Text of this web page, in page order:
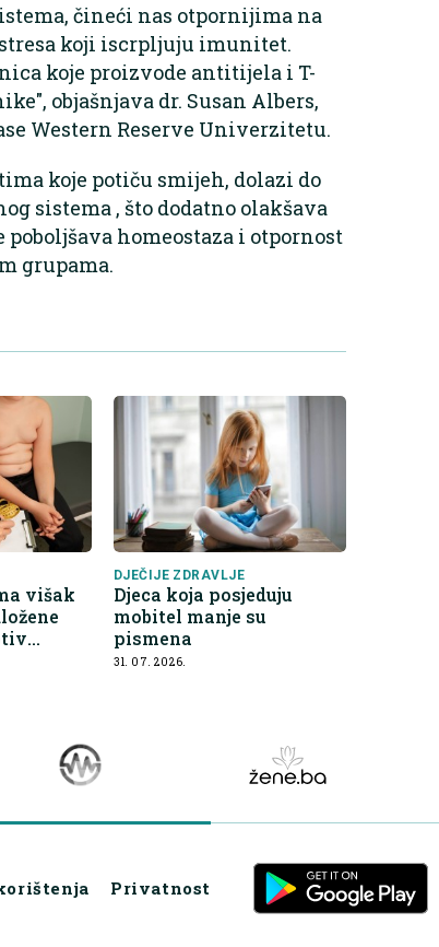
čineći nas otpornijima na
koji iscrpljuju imunitet.
koje proizvode antitijela i T-
objašnjava dr. Susan Albers,
Western Reserve Univerzitetu.
koje potiču smijeh, dolazi do
sistema , što dodatno olakšava
homeostaza i otpornost
grupama.
višak
DJEČIJE ZDRAVLJE
Djeca koja posjeduju
mobitel manje su
pismena
31. 07. 2026.
Privatnost